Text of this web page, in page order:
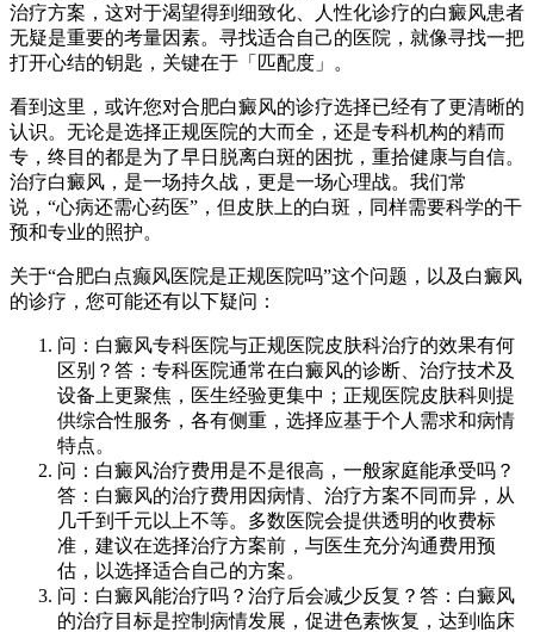
治疗方案，这对于渴望得到细致化、人性化诊疗的白癜风患者
无疑是重要的考量因素。寻找适合自己的医院，就像寻找一把
打开心结的钥匙，关键在于「匹配度」。
看到这里，或许您对合肥白癜风的诊疗选择已经有了更清晰的
认识。无论是选择正规医院的大而全，还是专科机构的精而
专，终目的都是为了早日脱离白斑的困扰，重拾健康与自信。
治疗白癜风，是一场持久战，更是一场心理战。我们常
说，“心病还需心药医”，但皮肤上的白斑，同样需要科学的干
预和专业的照护。
关于“合肥白点癫风医院是正规医院吗”这个问题，以及白癜风
的诊疗，您可能还有以下疑问：
问：白癜风专科医院与正规医院皮肤科治疗的效果有何
区别？答：专科医院通常在白癜风的诊断、治疗技术及
设备上更聚焦，医生经验更集中；正规医院皮肤科则提
供综合性服务，各有侧重，选择应基于个人需求和病情
特点。
问：白癜风治疗费用是不是很高，一般家庭能承受吗？
答：白癜风的治疗费用因病情、治疗方案不同而异，从
几千到千元以上不等。多数医院会提供透明的收费标
准，建议在选择治疗方案前，与医生充分沟通费用预
估，以选择适合自己的方案。
问：白癜风能治疗吗？治疗后会减少反复？答：白癜风
的治疗目标是控制病情发展，促进色素恢复，达到临床